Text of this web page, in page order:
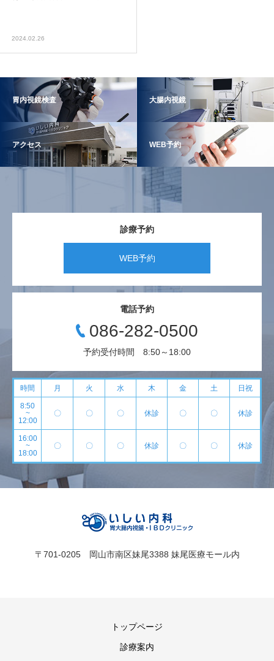
2024.02.26
胃内視鏡検査 大腸内視鏡
アクセス WEB予約
診療予約
WEB予約
電話予約
086-282-0500
予約受付時間 8:50～18:00
時間 月 火 水 木 金 土 日祝
8:50
~
12:00
〇 〇 〇 休診 〇 〇 休診
16:00
~
18:00
〇 〇 〇 休診 〇 〇 休診
〒701-0205 岡山市南区妹尾3388 妹尾医療モール内
トップページ
診療案内